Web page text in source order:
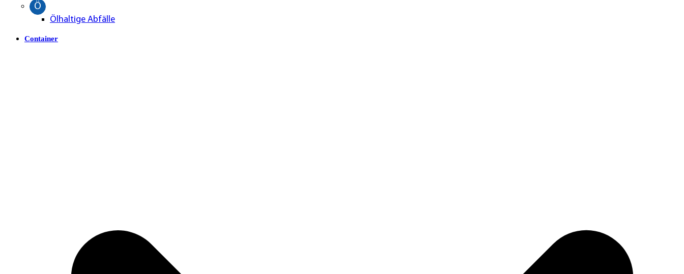
Ö
Ölhaltige Abfälle
Container